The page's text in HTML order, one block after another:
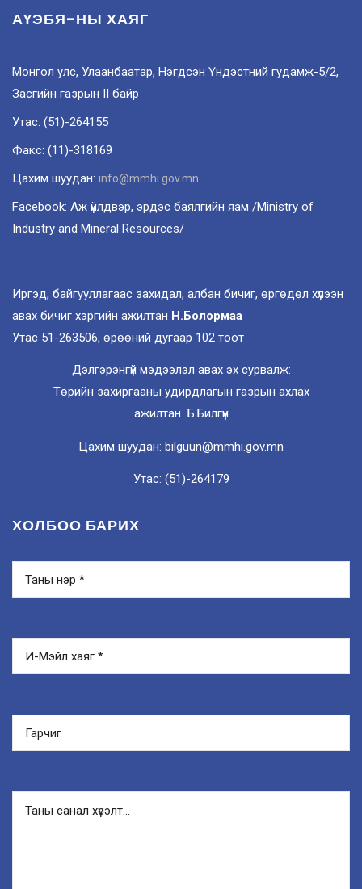
АҮЭБЯ-НЫ ХАЯГ
Монгол улс, Улаанбаатар, Нэгдсэн Үндэстний гудамж-5/2,
Засгийн газрын II байр
Утас: (51)-264155
Факс: (11)-318169
Цахим шуудан: info@mmhi.gov.mn
Facebook: Аж үйлдвэр, эрдэс баялгийн яам /Ministry of
Industry and Mineral Resources/
Иргэд, байгууллагаас захидал, албан бичиг, өргөдөл хүлээн
авах бичиг хэргийн ажилтан Н.Болормаа
Утас 51-263506, өрөөний дугаар 102 тоот
Дэлгэрэнгүй мэдээлэл авах эх сурвалж:
Төрийн захиргааны удирдлагын газрын ахлах
ажилтан Б.Билгүүн
Цахим шуудан: bilguun@mmhi.gov.mn
Утас: (51)-264179
ХОЛБОО БАРИХ